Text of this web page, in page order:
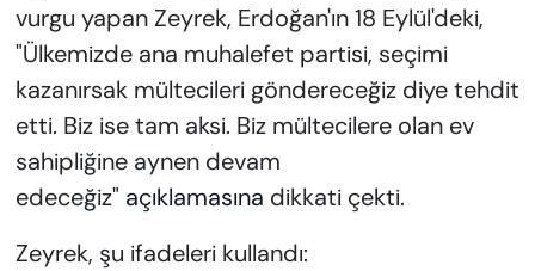
vurgu yapan Zeyrek, Erdoğan'ın 18 Eylül'deki,
"Ülkemizde ana muhalefet partisi, seçimi
kazanırsak mültecileri göndereceğiz diye tehdit
etti. Biz ise tam aksi. Biz mültecilere olan ev
sahipliğine aynen devam
edeceğiz" açıklamasına dikkati çekti.
Zeyrek, şu ifadeleri kullandı: